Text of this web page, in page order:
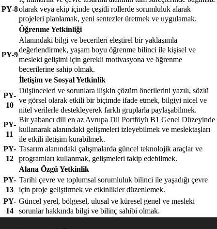
PY-8olarak veya ekip içinde çeşitli rollerde sorumluluk alarak
projeleri planlamak, yeni sentezler üretmek ve uygulamak.
Öğrenme Yetkinliği
PY-9
Alanındaki bilgi ve becerileri eleştirel bir yaklaşımla
değerlendirmek, yaşam boyu öğrenme bilinci ile kişisel ve
mesleki gelişimi için gerekli motivasyona ve öğrenme
becerilerine sahip olmak.
İletişim ve Sosyal Yetkinlik
PY-
10
Düşünceleri ve sorunlara ilişkin çözüm önerilerini yazılı, sözlü
ve görsel olarak etkili bir biçimde ifade etmek, bilgiyi nicel ve
nitel verilerle destekleyerek farklı gruplarla paylaşabilmek.
PY-
11
Bir yabancı dili en az Avrupa Dil Portföyü B1 Genel Düzeyinde
kullanarak alanındaki gelişmeleri izleyebilmek ve meslektaşları
ile etkili iletişim kurabilmek.
PY-
12
Tasarım alanındaki çalışmalarda güncel teknolojik araçlar ve
programları kullanmak, gelişmeleri takip edebilmek.
Alana Özgü Yetkinlik
PY-
13
Tarihi çevre ve toplumsal sorumluluk bilinci ile yaşadığı çevre
için proje geliştirmek ve etkinlikler düzenlemek.
PY-
14
Güncel yerel, bölgesel, ulusal ve küresel genel ve mesleki
sorunlar hakkında bilgi ve bilinç sahibi olmak.